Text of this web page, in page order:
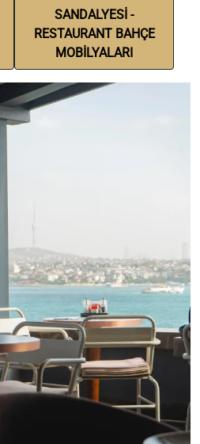
SANDALYESİ -
RESTAURANT BAHÇE
MOBİLYALARI